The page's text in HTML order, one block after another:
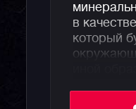
в
который